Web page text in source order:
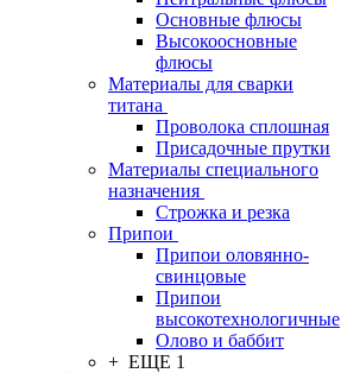
Основные флюсы
Высокоосновные
флюсы
Материалы для сварки
титана
Проволока сплошная
Присадочные прутки
Материалы специального
назначения
Строжка и резка
Припои
Припои оловянно-
свинцовые
Припои
высокотехнологичные
Олово и баббит
+ ЕЩЕ 1